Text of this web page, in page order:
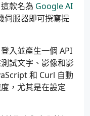
款名為 Google AI
伺服器即可撰寫提
入並產生一個 API
試文字、影像和影
和 Curl 自動
，尤其是在設定